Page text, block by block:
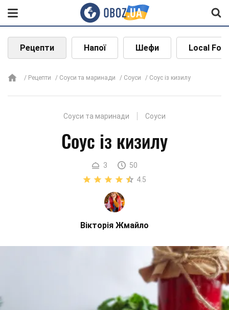
Рецепти Напої Шефи Local
Рецепти Соуси та маринади Соуси Соус із кизилу
Соуси та маринади Соуси
Соус із кизилу
3
50
4.5
Вікторія Жмайло